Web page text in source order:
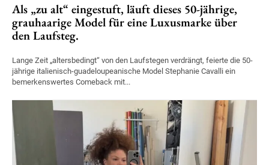
Als „zu alt“ eingestuft, läuft dieses 50-jährige,
grauhaarige Model für eine Luxusmarke über
den Laufsteg.
Lange Zeit „altersbedingt“ von den Laufstegen verdrängt, feierte die 50-
jährige italienisch-guadeloupeanische Model Stephanie Cavalli ein
bemerkenswertes Comeback mit...